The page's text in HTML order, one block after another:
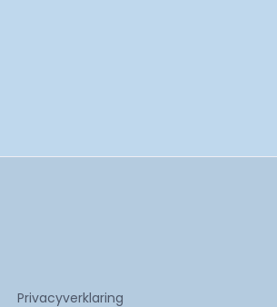
Privacyverklaring